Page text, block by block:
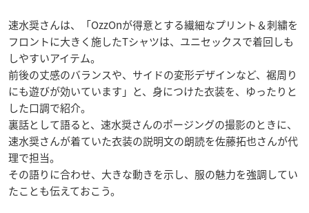
速水奨さんは、「OzzOnが得意とする繊細なプリント＆刺繍を
フロントに大きく施したTシャツは、ユニセックスで着回しも
しやすいアイテム。
前後の丈感のバランスや、サイドの変形デザインなど、裾周り
にも遊びが効いています」と、身につけた衣装を、ゆったりと
した口調で紹介。
裏話として語ると、速水奨さんのポージングの撮影のときに、
速水奨さんが着ていた衣装の説明文の朗読を佐藤拓也さんが代
理で担当。
その語りに合わせ、大きな動きを示し、服の魅力を強調してい
たことも伝えておこう。